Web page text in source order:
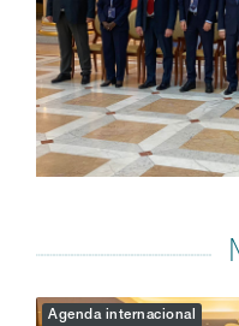
Agenda internacional